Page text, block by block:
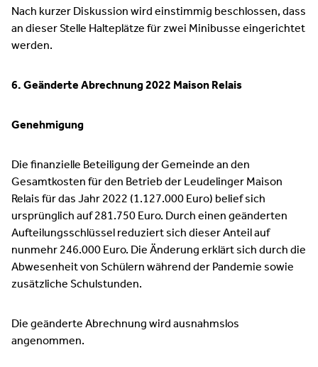
Nach kurzer Diskussion wird einstimmig beschlossen, dass
an dieser Stelle Halteplätze für zwei Minibusse eingerichtet
werden.
6. Geänderte Abrechnung 2022 Maison Relais
Genehmigung
Die finanzielle Beteiligung der Gemeinde an den
Gesamtkosten für den Betrieb der Leudelinger Maison
Relais für das Jahr 2022 (1.127.000 Euro) belief sich
ursprünglich auf 281.750 Euro. Durch einen geänderten
Aufteilungsschlüssel reduziert sich dieser Anteil auf
nunmehr 246.000 Euro. Die Änderung erklärt sich durch die
Abwesenheit von Schülern während der Pandemie sowie
zusätzliche Schulstunden.
Die geänderte Abrechnung wird ausnahmslos
angenommen.